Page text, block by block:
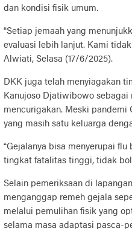
dan kondisi fisik umum.
“Setiap jemaah yang
evaluasi lebih lanjut. Kami
Alwiati, Selasa (17/6/2025).
DKK juga telah menyiagakan
Kanujoso Djatiwibowo
mencurigakan. Meski pandemi
yang masih satu keluarga
“Gejalanya bisa menyerupai
tingkat fatalitas tinggi, tidak
Selain pemeriksaan di
menganggap remeh gejala
melalui pemulihan fisik yang
selama masa adaptasi pasca-